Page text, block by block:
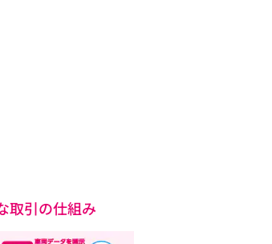
取引の仕組み